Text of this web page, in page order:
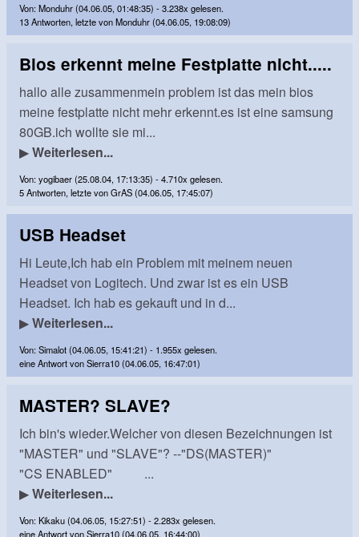
Von: Monduhr (04.06.05, 01:48:35) - 3.238x gelesen.
13 Antworten, letzte von Monduhr (04.06.05, 19:08:09)
Bios erkennt meine Festplatte nicht.....
hallo alle zusammenmein problem ist das mein bios
meine festplatte nicht mehr erkennt.es ist eine samsung
80GB.ich wollte sie mi...
▶Weiterlesen...
Von: yogibaer (25.08.04, 17:13:35) - 4.710x gelesen.
5 Antworten, letzte von GrAS (04.06.05, 17:45:07)
USB Headset
Hi Leute,Ich hab ein Problem mit meinem neuen
Headset von Logitech. Und zwar ist es ein USB
Headset. Ich hab es gekauft und in d...
▶Weiterlesen...
Von: Simalot (04.06.05, 15:41:21) - 1.955x gelesen.
eine Antwort von Sierra10 (04.06.05, 16:47:01)
MASTER? SLAVE?
Ich bin's wieder.Welcher von diesen Bezeichnungen ist
"MASTER" und "SLAVE"? --"DS(MASTER)"
"CS ENABLED" ...
▶Weiterlesen...
Von: Kikaku (04.06.05, 15:27:51) - 2.283x gelesen.
eine Antwort von Sierra10 (04.06.05, 16:44:00)